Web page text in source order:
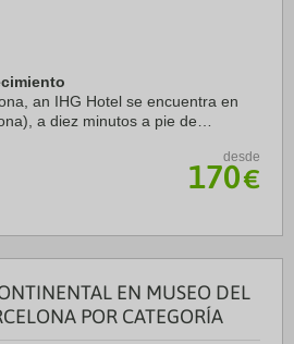
an IHG Hotel se encuentra en
a diez minutos a pie de
Mercado de las ...
desde
170€
EN MUSEO DEL
POR CATEGORÍA